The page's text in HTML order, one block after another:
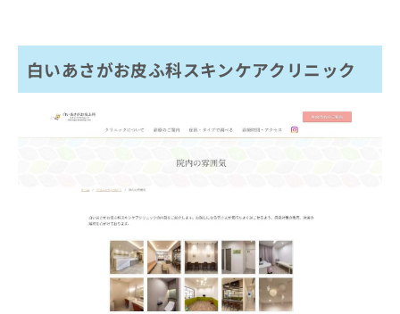
白いあさがお皮ふ科スキンケアクリニック